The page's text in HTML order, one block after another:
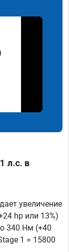
л.с. в
увеличение
hp или 13%)
340 Нм (+40
1 = 15800